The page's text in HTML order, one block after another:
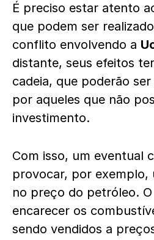
É preciso estar atento
que podem ser
conflito envolvendo a
distante, seus efeitos
cadeia, que poderão
por aqueles que não
investimento.
Com isso, um eventual
provocar, por
no preço do petróleo.
encarecer os
sendo vendidos a